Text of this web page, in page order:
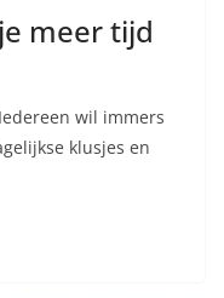
meer tijd
wil immers
klusjes en